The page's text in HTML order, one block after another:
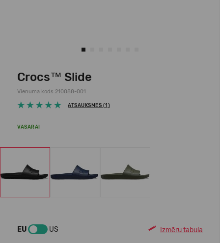
Crocs™ Slide
Vienuma kods 210088-001
ATSAUKSMES (1)
VASARAI
EU US Izmēru tabula